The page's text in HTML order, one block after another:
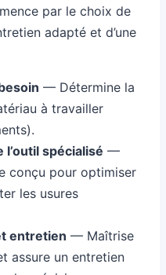
par le choix de
adapté et d’une
— Détermine la
à travailler
l’outil spécialisé —
conçu pour optimiser
les usures
entretien — Maîtrise
assure un entretien